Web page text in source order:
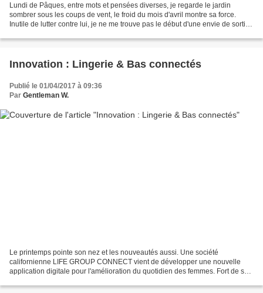
Lundi de Pâques, entre mots et pensées diverses, je regarde le jardin
sombrer sous les coups de vent, le froid du mois d'avril montre sa force.
Inutile de lutter contre lui, je ne me trouve pas le début d'une envie de sortir
Innovation : Lingerie & Bas connectés
Publié le 01/04/2017 à 09:36
Par Gentleman W.
Le printemps pointe son nez et les nouveautés aussi. Une société
californienne LIFE GROUP CONNECT vient de développer une nouvelle
application digitale pour l'amélioration du quotidien des femmes. Fort de sa